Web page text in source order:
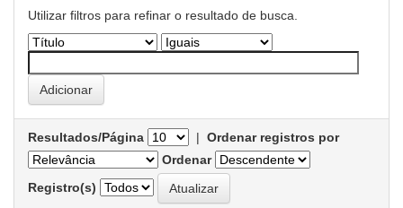
Utilizar filtros para refinar o resultado de busca.
Resultados/Página | Ordenar registros por
Ordenar
Registro(s)